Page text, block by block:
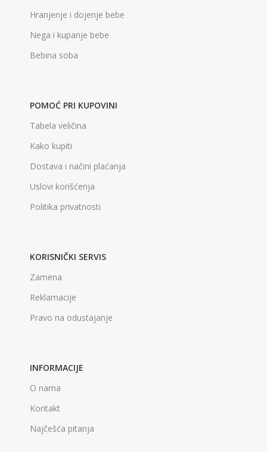
Hranjenje i dojenje bebe
Nega i kupanje bebe
Bebina soba
POMOĆ PRI KUPOVINI
Tabela veličina
Kako kupiti
Dostava i načini plaćanja
Uslovi korišćenja
Politika privatnosti
KORISNIČKI SERVIS
Zamena
Reklamacije
Pravo na odustajanje
INFORMACIJE
O nama
Kontakt
Najčešća pitanja